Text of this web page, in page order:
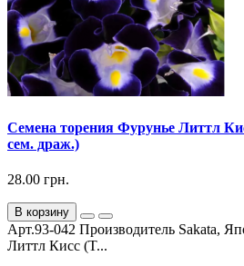
Семена торения Фурунье Литтл
сем. драж.)
28.00 грн.
В корзину
Арт.93-042 Производитель Sakata,
Литтл Кисс (T...